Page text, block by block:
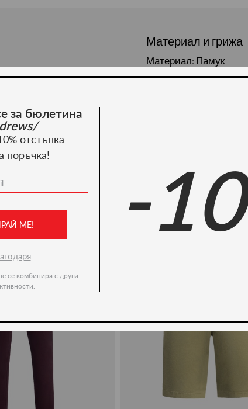
Материал и грижа
Материал: Памук
Ние препоръчваме
за бюлетина
отстъпка
поръчка!
МЕ!
се комбинира с други
-